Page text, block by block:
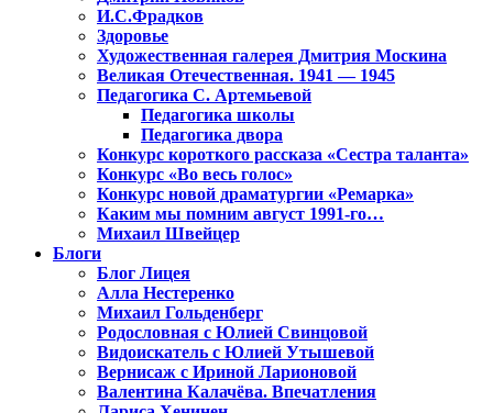
И.С.Фрадков
Здоровье
Художественная галерея Дмитрия Москина
Великая Отечественная. 1941 — 1945
Педагогика С. Артемьевой
Педагогика школы
Педагогика двора
Конкурс короткого рассказа «Сестра таланта»
Конкурс «Во весь голос»
Конкурс новой драматургии «Ремарка»
Каким мы помним август 1991-го…
Михаил Швейцер
Блоги
Блог Лицея
Алла Нестеренко
Михаил Гольденберг
Родословная с Юлией Свинцовой
Видоискатель с Юлией Утышевой
Вернисаж с Ириной Ларионовой
Валентина Калачёва. Впечатления